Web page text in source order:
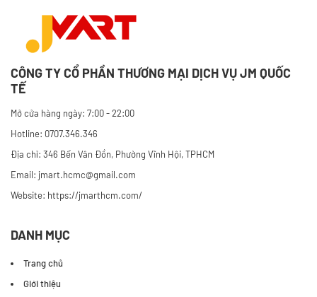
CÔNG TY CỔ PHẦN THƯƠNG MẠI DỊCH VỤ JM QUỐC
TẾ
Mở cửa hàng ngày: 7:00 - 22:00
Hotline: 0707.346.346
Địa chỉ: 346 Bến Vân Đồn, Phường Vĩnh Hội, TPHCM
Email: jmart.hcmc@gmail.com
Website: https://jmarthcm.com/
DANH MỤC
Trang chủ
Giới thiệu